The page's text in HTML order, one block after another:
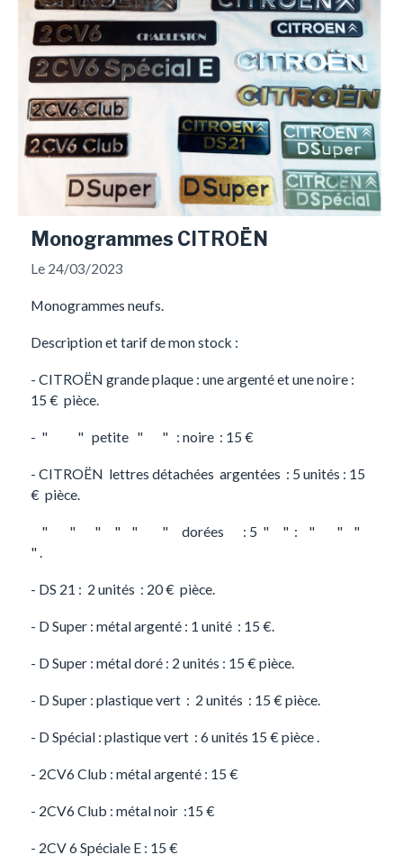
Monogrammes CITROËN
Le 24/03/2023
Monogrammes neufs.
Description et tarif de mon stock :
- CITROËN grande plaque : une argenté et une noire :
15 € pièce.
- " " petite " " : noire : 15 €
- CITROËN lettres détachées argentées : 5 unités : 15
€ pièce.
" " " " " " dorées : 5 " " : " " "
" .
- DS 21 : 2 unités : 20 € pièce.
- D Super : métal argenté : 1 unité : 15 €.
- D Super : métal doré : 2 unités : 15 € pièce.
- D Super : plastique vert : 2 unités : 15 € pièce.
- D Spécial : plastique vert : 6 unités 15 € pièce .
- 2CV6 Club : métal argenté : 15 €
- 2CV6 Club : métal noir :15 €
- 2CV 6 Spéciale E : 15 €